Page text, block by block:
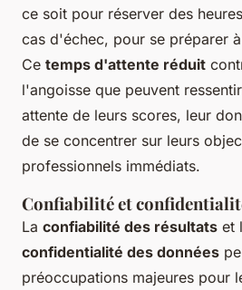
ce soit pour réserver des
cas d'échec, pour se préparer
Ce temps d'attente réduit
l'angoisse que peuvent
attente de leurs scores, leur
de se concentrer sur leurs
professionnels immédiats.
Confiabilité et
La confiabilité des résultats et
confidentialité des données
préoccupations majeures pour